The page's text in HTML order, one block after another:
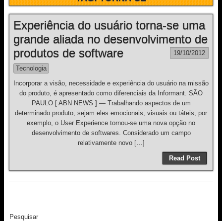
Experiência do usuário torna-se uma
grande aliada no desenvolvimento de
produtos de software
19/10/2012
Tecnologia
Incorporar a visão, necessidade e experiência do usuário na missão
do produto, é apresentado como diferenciais da Informant. SÃO
PAULO [ ABN NEWS ] — Trabalhando aspectos de um
determinado produto, sejam eles emocionais, visuais ou táteis, por
exemplo, o User Experience tornou-se uma nova opção no
desenvolvimento de softwares. Considerado um campo
relativamente novo […]
Read Post
Pesquisar